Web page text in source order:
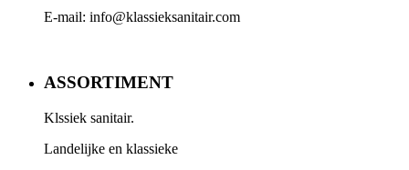
E-mail: info@klassieksanitair.com
ASSORTIMENT
Klssiek sanitair.
Landelijke en klassieke